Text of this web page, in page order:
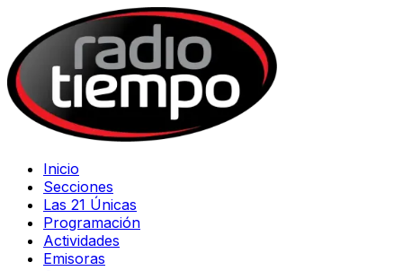
Inicio
Secciones
Las 21 Únicas
Programación
Actividades
Emisoras